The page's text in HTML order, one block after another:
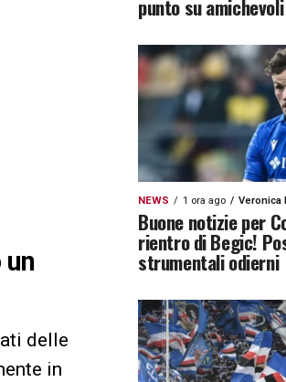
delle
in
punto su
NEWS 1 ora ago Veronica
Buone notizie per
rientro di Begic!
strumentali odierni